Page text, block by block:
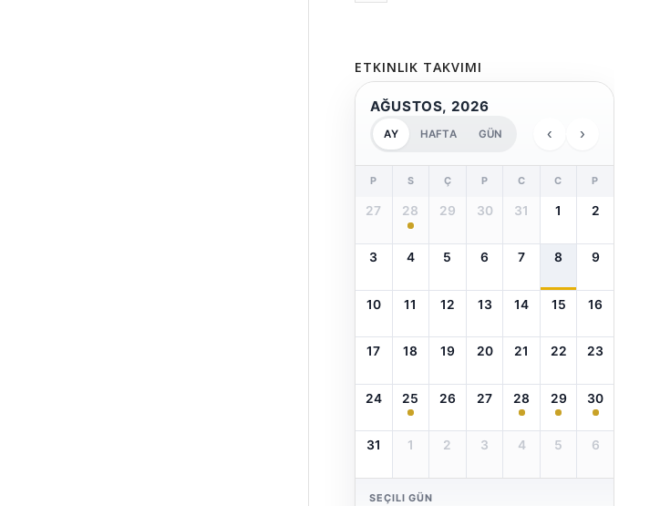
ETKINLIK TAKVIMI
AĞUSTOS, 2026
AY HAFTA GÜN ‹ ›
P S Ç P C C P
27 28 29 30 31 1 2
3 4 5 6 7 8 9
10 11 12 13 14 15 16
17 18 19 20 21 22 23
24 25 26 27 28 29 30
31 1 2 3 4 5 6
SEÇILI GÜN